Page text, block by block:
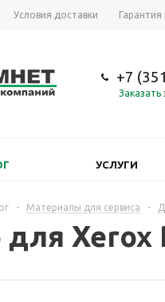
Условия доставки Гарантия
+7
Заказать
УСЛУГИ
- Материалы для сервиса -
для Xerox